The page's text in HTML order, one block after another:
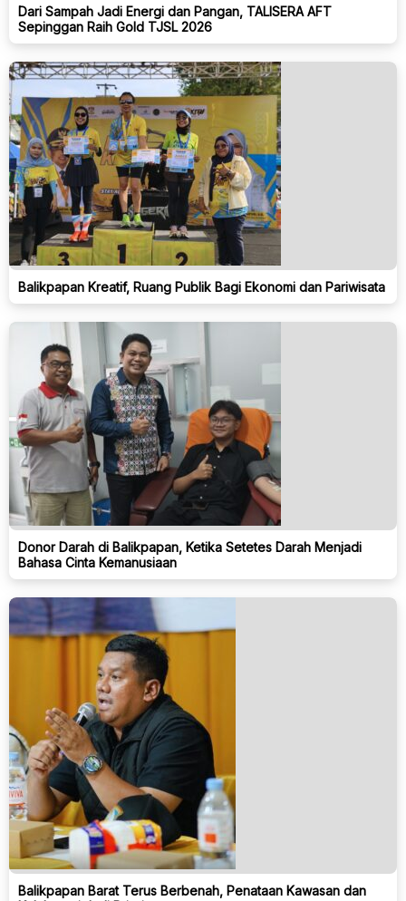
Dari Sampah Jadi Energi dan Pangan, TALISERA AFT
Sepinggan Raih Gold TJSL 2026
Balikpapan Kreatif, Ruang Publik Bagi Ekonomi dan Pariwisata
Donor Darah di Balikpapan, Ketika Setetes Darah Menjadi
Bahasa Cinta Kemanusiaan
Balikpapan Barat Terus Berbenah, Penataan Kawasan dan